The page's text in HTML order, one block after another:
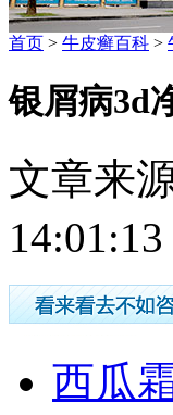
首页 > 牛皮癣百科 >
银屑病3d
文章来
西瓜